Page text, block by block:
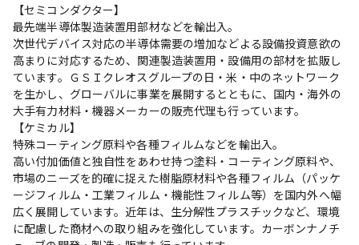
【セミコンダクター】
最先端半導体製造装置用部材などを輸出入。
次世代デバイス対応の半導体需要の増加などよる設備投資意欲の
高まりに対応するため、関連製造装置用・設備用の部材を拡販し
ています。ＧＳＩクレオスグループの日・米・中のネットワーク
を生かし、グローバルに事業を展開するとともに、国内・海外の
大手有力材料・機器メーカーの販売代理も行っています。
【ケミカル】
特殊コーティング原料や各種フィルムなどを輸出入。
高い付加価値と独自性をあわせ持つ塗料・コーティング原料や、
市場のニーズを的確に捉えた樹脂原材料や各種フィルム（パッケ
ージフィルム・工業フィルム・機能性フィルム等）を国内外へ幅
広く展開しています。近年は、生分解性プラスチックなど、環境
に配慮した商材への取り組みを強化しています。カーボンナノチ